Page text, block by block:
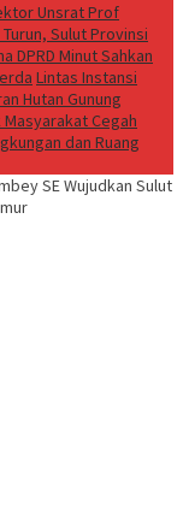
Unsrat Prof
Sulut Provinsi
DPRD Minut Sahkan
Lintas Instansi
Hutan Gunung
Masyarakat Cegah
dan Ruang
SE Wujudkan Sulut